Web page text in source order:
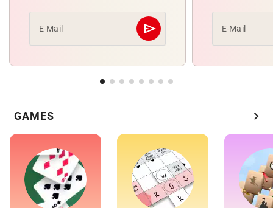
E-Mail send
Abschicken E-Mail
GAMES chevron_right